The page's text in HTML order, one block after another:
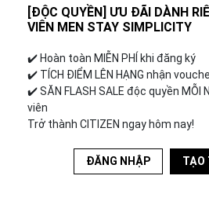
[ĐỘC QUYỀN] ƯU ĐÃI DÀNH
VIÊN MEN STAY SIMPLICITY
✔️︎ Hoàn toàn MIỄN PHÍ khi đăng ký
✔️︎ TÍCH ĐIỂM LÊN HẠNG nhận
✔️︎ SĂN FLASH SALE độc quyền MỖI
viên
Trở thành CITIZEN ngay hôm nay!
ĐĂNG NHẬP TẠO